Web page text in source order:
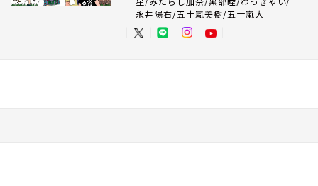
永井陽右/五十嵐美樹/五十嵐大